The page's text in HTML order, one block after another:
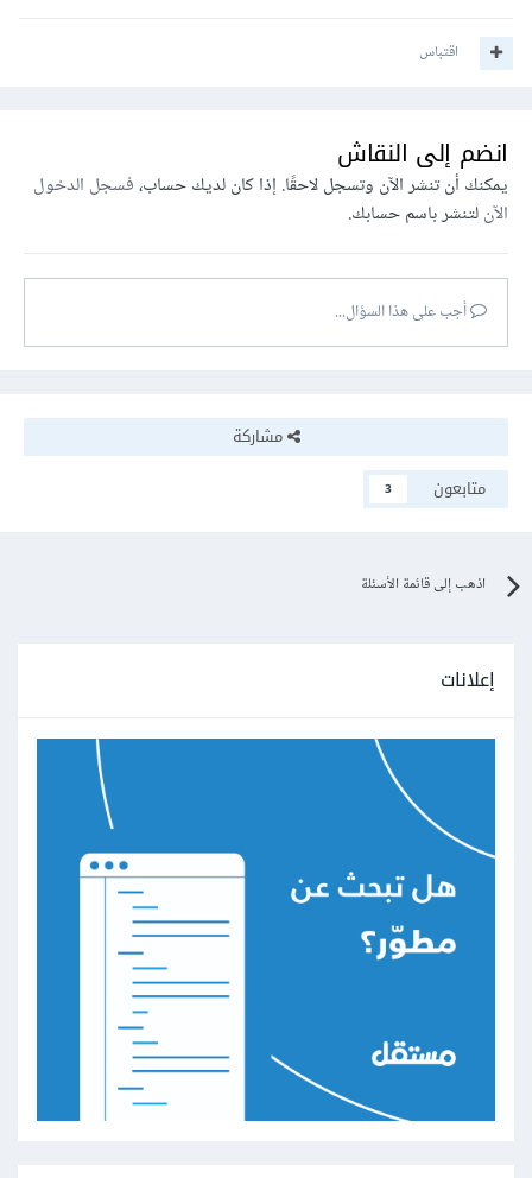
اقتباس
انضم إلى النقاش
يمكنك أن تنشر الآن وتسجل لاحقًا. إذا كان لديك حساب،فسجل الدخول
الآنلتنشر باسم حسابك.
أجب على هذا السؤال...
مشاركة
متابعون
3
اذهب إلى قائمة الأسئلة
إعلانات